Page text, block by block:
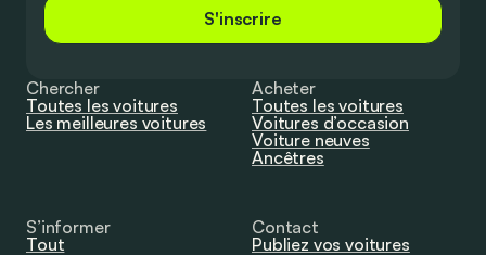
S'inscrire
Chercher
Toutes les voitures
Les meilleures voitures
Acheter
Toutes les voitures
Voitures d’occasion
Voiture neuves
Ancêtres
S’informer
Tout
Contact
Publiez vos voitures